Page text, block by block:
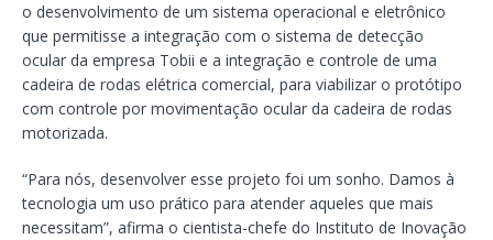
o desenvolvimento de um sistema operacional e eletrônico
que permitisse a integração com o sistema de detecção
ocular da empresa Tobii e a integração e controle de uma
cadeira de rodas elétrica comercial, para viabilizar o protótipo
com controle por movimentação ocular da cadeira de rodas
motorizada.
“Para nós, desenvolver esse projeto foi um sonho. Damos à
tecnologia um uso prático para atender aqueles que mais
necessitam”, afirma o cientista-chefe do Instituto de Inovação